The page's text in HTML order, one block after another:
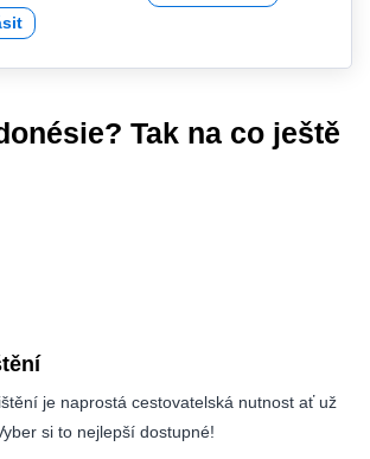
Tak na co ještě
je naprostá cestovatelská nutnost ať už
si to nejlepší dostupné!